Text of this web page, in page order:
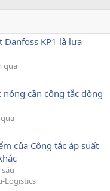
Danfoss KP1 là lựa
qua
cần công tắc dòng
của Công tắc áp suất
Logistics